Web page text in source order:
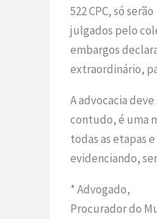
522 CPC, só serão
julgados pelo
embargos
extraordinário,
A advocacia
contudo, é uma
todas as etapas
evidenciando,
* Advogado,
Procurador do